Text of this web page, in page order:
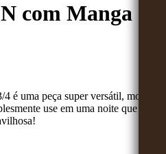
com Manga
é uma peça super versátil, monte
use em uma noite que